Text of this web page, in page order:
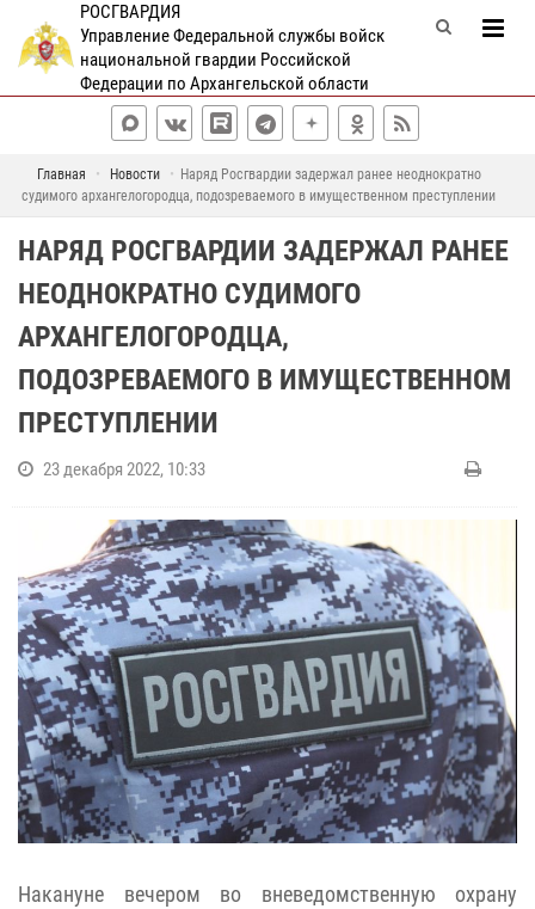
РОСГВАРДИЯ
Управление Федеральной службы войск
национальной гвардии Российской
Федерации по Архангельской области
Главная Новости
Наряд Росгвардии задержал ранее неоднократно
судимого архангелогородца, подозреваемого в имущественном преступлении
НАРЯД РОСГВАРДИИ ЗАДЕРЖАЛ РАНЕЕ
НЕОДНОКРАТНО СУДИМОГО
АРХАНГЕЛОГОРОДЦА,
ПОДОЗРЕВАЕМОГО В ИМУЩЕСТВЕННОМ
ПРЕСТУПЛЕНИИ
23 декабря 2022, 10:33
Накануне вечером во вневедомственную охрану